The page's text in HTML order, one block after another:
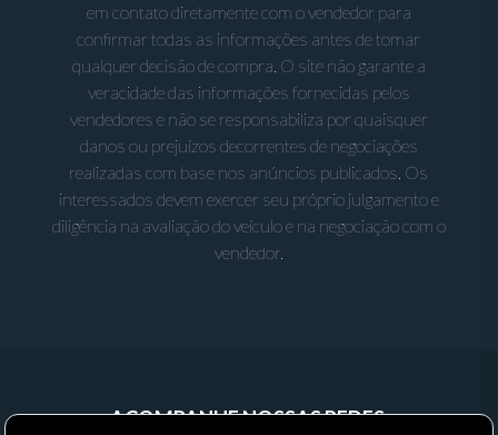
em contato diretamente com o vendedor para
confirmar todas as informações antes de tomar
qualquer decisão de compra. O site não garante a
veracidade das informações fornecidas pelos
vendedores e não se responsabiliza por quaisquer
danos ou prejuízos decorrentes de negociações
realizadas com base nos anúncios publicados. Os
interessados devem exercer seu próprio julgamento e
diligência na avaliação do veículo e na negociação com o
vendedor.
ACOMPANHE NOSSAS REDES: